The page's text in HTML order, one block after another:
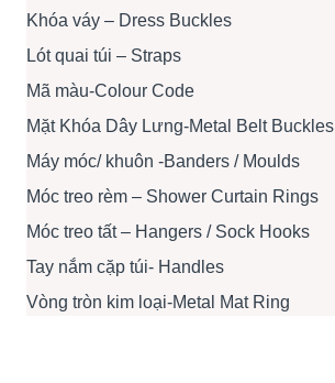
Khóa váy – Dress Buckles
Lót quai túi – Straps
Mã màu-Colour Code
Mặt Khóa Dây Lưng-Metal Belt Buckles
Máy móc/ khuôn -Banders / Moulds
Móc treo rèm – Shower Curtain Rings
Móc treo tất – Hangers / Sock Hooks
Tay nắm cặp túi- Handles
Vòng tròn kim loại-Metal Mat Ring